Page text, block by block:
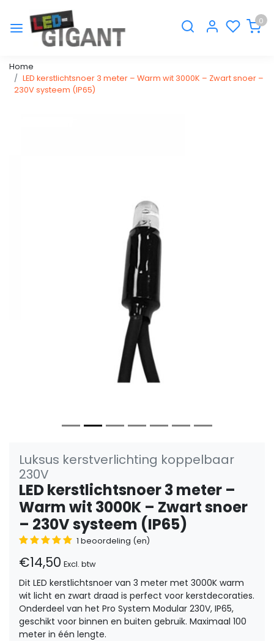
0
Home
LED kerstlichtsnoer 3 meter – Warm wit 3000K – Zwart snoer –
230V systeem (IP65)
Luksus kerstverlichting koppelbaar
230V
LED kerstlichtsnoer 3 meter –
Warm wit 3000K – Zwart snoer
– 230V systeem (IP65)
1 beoordeling (en)
€14,50 Excl. btw
Dit LED kerstlichtsnoer van 3 meter met 3000K warm
wit licht en zwart draad is perfect voor kerstdecoraties.
Onderdeel van het Pro System Modular 230V, IP65,
geschikt voor binnen en buiten gebruik. Maximaal 100
meter in één lengte.